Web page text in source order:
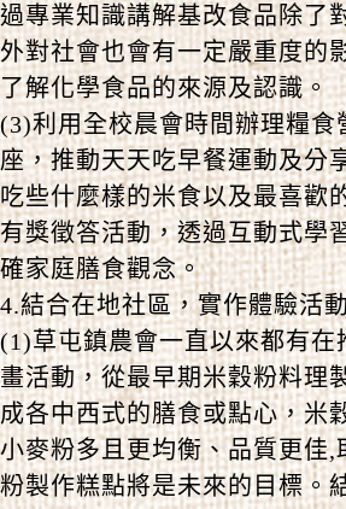
過專業知識講解基改食品除了
外對社會也會有一定嚴重度的
了解化學食品的來源及認識。
(3)利用全校晨會時間辦理糧食
座，推動天天吃早餐運動及分
吃些什麼樣的米食以及最喜歡
有獎徵答活動，透過互動式學
確家庭膳食觀念。
4.結合在地社區，實作體驗活
(1)草屯鎮農會一直以來都有在
畫活動，從最早期米穀粉料理
成各中西式的膳食或點心，米
小麥粉多且更均衡、品質更佳,
粉製作糕點將是未來的目標。